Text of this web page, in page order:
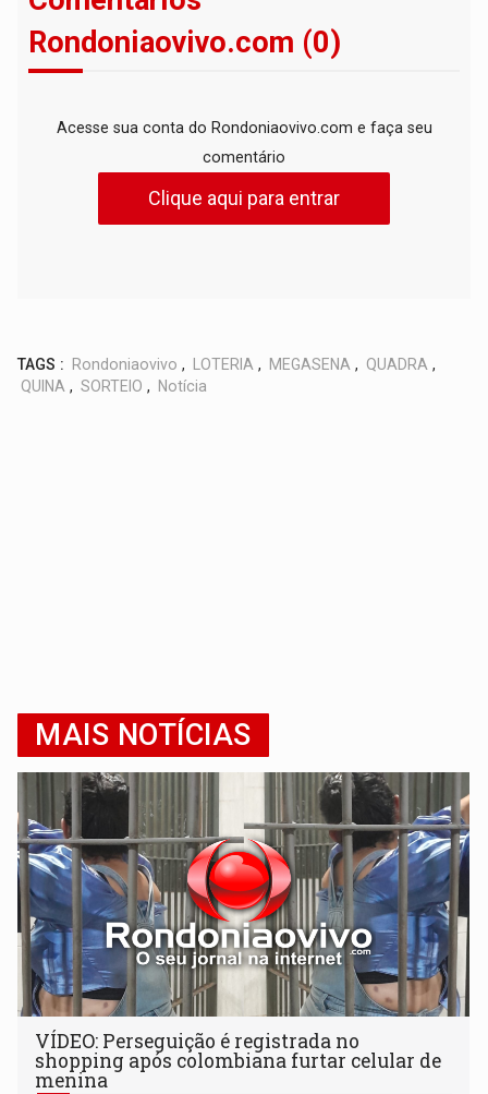
Rondoniaovivo.com (0)
Acesse sua conta do Rondoniaovivo.com e faça seu
comentário
Clique aqui para entrar
TAGS : Rondoniaovivo , LOTERIA , MEGASENA , QUADRA ,
QUINA , SORTEIO , Notícia
MAIS NOTÍCIAS
VÍDEO: Perseguição é registrada no
shopping após colombiana furtar celular de
menina